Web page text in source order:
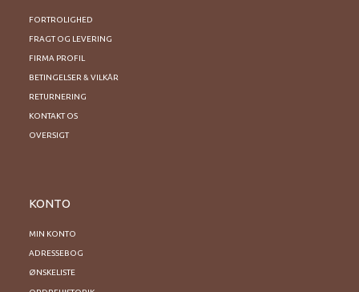
FORTROLIGHED
FRAGT OG LEVERING
FIRMA PROFIL
BETINGELSER & VILKÅR
RETURNERING
KONTAKT OS
OVERSIGT
KONTO
MIN KONTO
ADRESSEBOG
ØNSKELISTE